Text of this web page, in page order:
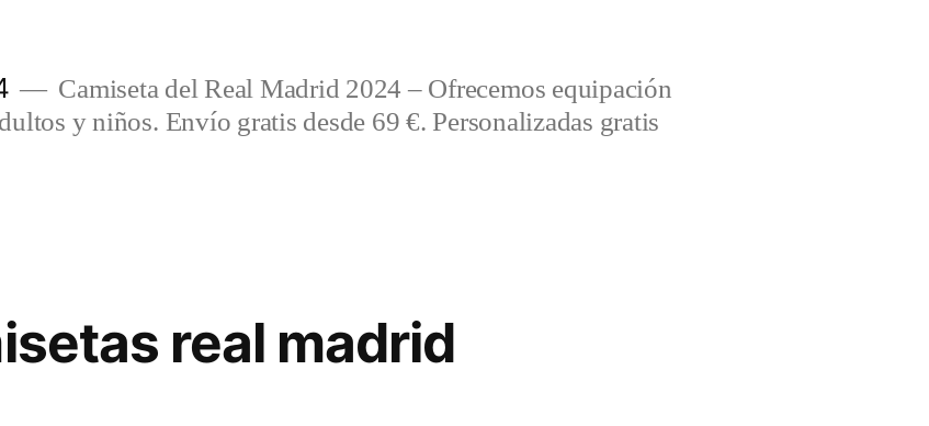
Camiseta del Real Madrid 2024 – Ofrecemos equipación
y niños. Envío gratis desde 69 €. Personalizadas gratis
real madrid